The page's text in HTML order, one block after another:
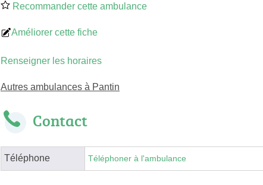
Recommander cette ambulance
Améliorer cette fiche
Renseigner les horaires
Autres ambulances à Pantin
Contact
Téléphone Téléphoner à l'ambulance